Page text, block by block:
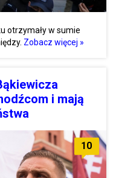
otrzymały w sumie
Zobacz więcej »
i mają
10